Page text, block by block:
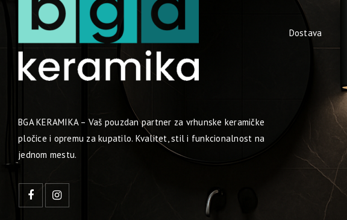
BGA KERAMIKA – Vaš pouzdan partner za vrhunske keramičke
pločice i opremu za kupatilo. Kvalitet, stil i funkcionalnost na
jednom mestu.
Dostava